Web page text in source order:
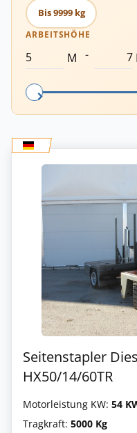
Bis 9999 kg
ARBEITSHÖHE
M -
Seitenstapler
HX50/14/60TR
Motorleistung KW: 54
Tragkraft: 5000 Kg